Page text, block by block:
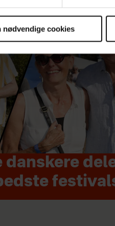
og
ogcookiepolitik .
nødvendige cookies
danskere